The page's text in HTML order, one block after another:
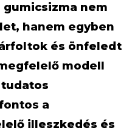
gumicsizma nem
hanem egyben
és önfeledt
modell
a
illeszkedés és